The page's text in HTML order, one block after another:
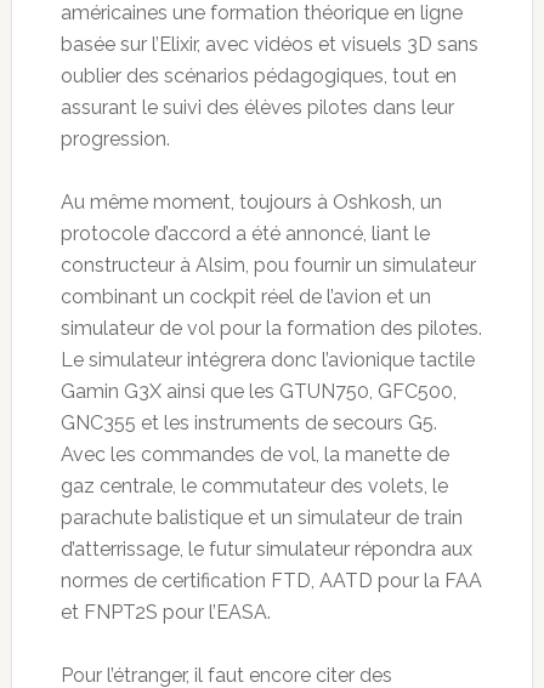
américaines une formation théorique en ligne
basée sur l’Elixir, avec vidéos et visuels 3D sans
oublier des scénarios pédagogiques, tout en
assurant le suivi des élèves pilotes dans leur
progression.
Au même moment, toujours à Oshkosh, un
protocole d’accord a été annoncé, liant le
constructeur à Alsim, pou fournir un simulateur
combinant un cockpit réel de l’avion et un
simulateur de vol pour la formation des pilotes.
Le simulateur intégrera donc l’avionique tactile
Gamin G3X ainsi que les GTUN750, GFC500,
GNC355 et les instruments de secours G5.
Avec les commandes de vol, la manette de
gaz centrale, le commutateur des volets, le
parachute balistique et un simulateur de train
d’atterrissage, le futur simulateur répondra aux
normes de certification FTD, AATD pour la FAA
et FNPT2S pour l’EASA.
Pour l’étranger, il faut encore citer des